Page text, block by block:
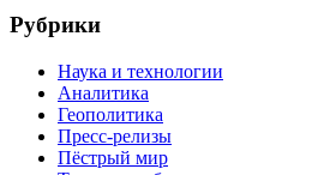
Рубрики
Наука и технологии
Аналитика
Геополитика
Пресс-релизы
Пёстрый мир